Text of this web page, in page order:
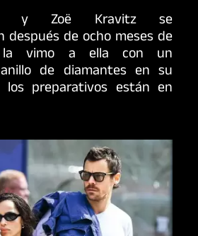
y Zoë Kravitz se
después de ocho meses de
la vimo a ella con un
de diamantes en su
preparativos están en